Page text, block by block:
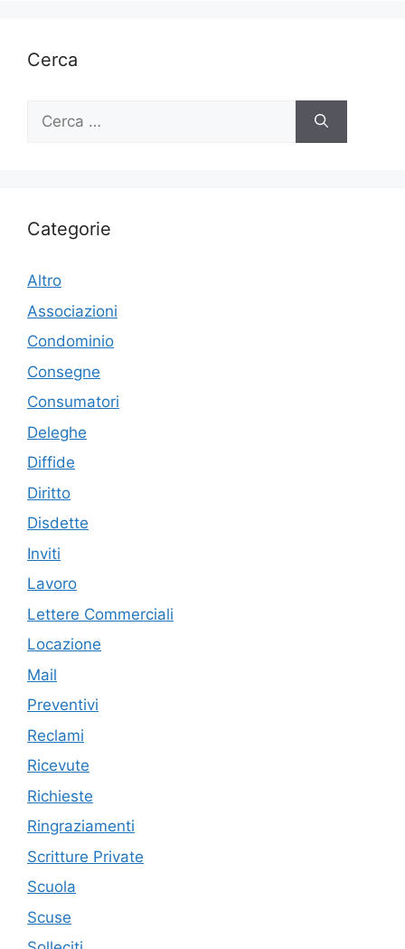
Cerca
Ricerca
Categorie
Altro
Associazioni
Condominio
Consegne
Consumatori
Deleghe
Diffide
Diritto
Disdette
Inviti
Lavoro
Lettere Commerciali
Locazione
Mail
Preventivi
Reclami
Ricevute
Richieste
Ringraziamenti
Scritture Private
Scuola
Scuse